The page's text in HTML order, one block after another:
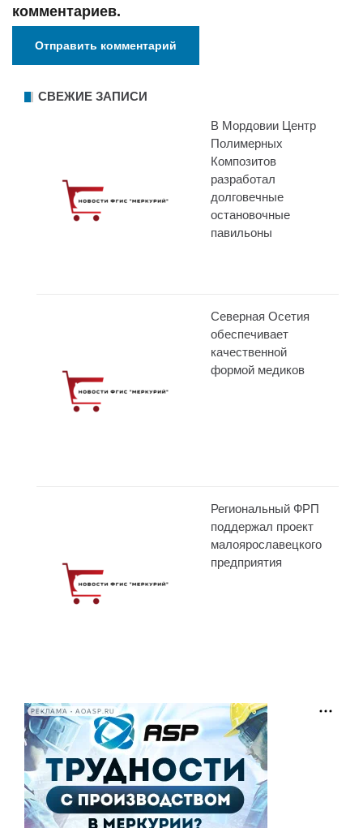
комментариев.
СВЕЖИЕ ЗАПИСИ
В Мордовии Центр
Полимерных
Композитов
разработал
долговечные
остановочные
павильоны
Северная Осетия
обеспечивает
качественной
формой медиков
Региональный ФРП
поддержал проект
малоярославецкого
предприятия
РЕКЛАМА • AOASP.RU